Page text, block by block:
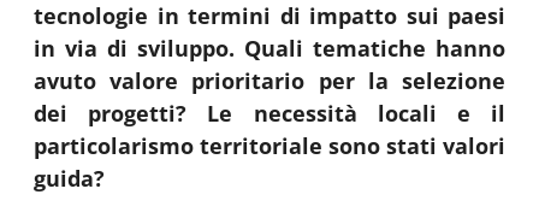
tecnologie in termini di impatto sui paesi
in via di sviluppo. Quali tematiche hanno
avuto valore prioritario per la selezione
dei progetti? Le necessità locali e il
particolarismo territoriale sono stati valori
guida?